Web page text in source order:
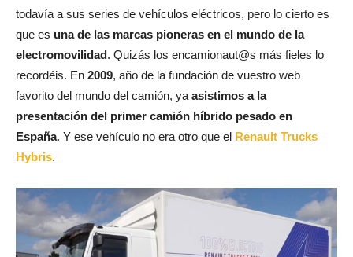
todavía a sus series de vehículos eléctricos, pero lo cierto es
que es una de las marcas pioneras en el mundo de la
electromovilidad. Quizás los encamionaut@s más fieles lo
recordéis. En 2009, año de la fundación de vuestro web
favorito del mundo del camión, ya asistimos a la
presentación del primer camión híbrido pesado en
España. Y ese vehículo no era otro que el Renault Trucks
Hybris.